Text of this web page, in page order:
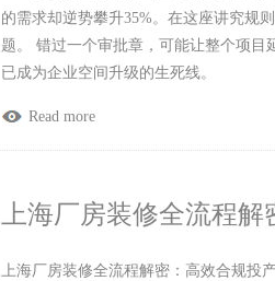
的需求却逆势攀升35%。在这座讲究规
题。 错过一个审批章，可能让整个项目
已成为企业空间升级的生死线。
Read more
上海厂房装修全流程
上海厂房装修全流程解密：高效合规投